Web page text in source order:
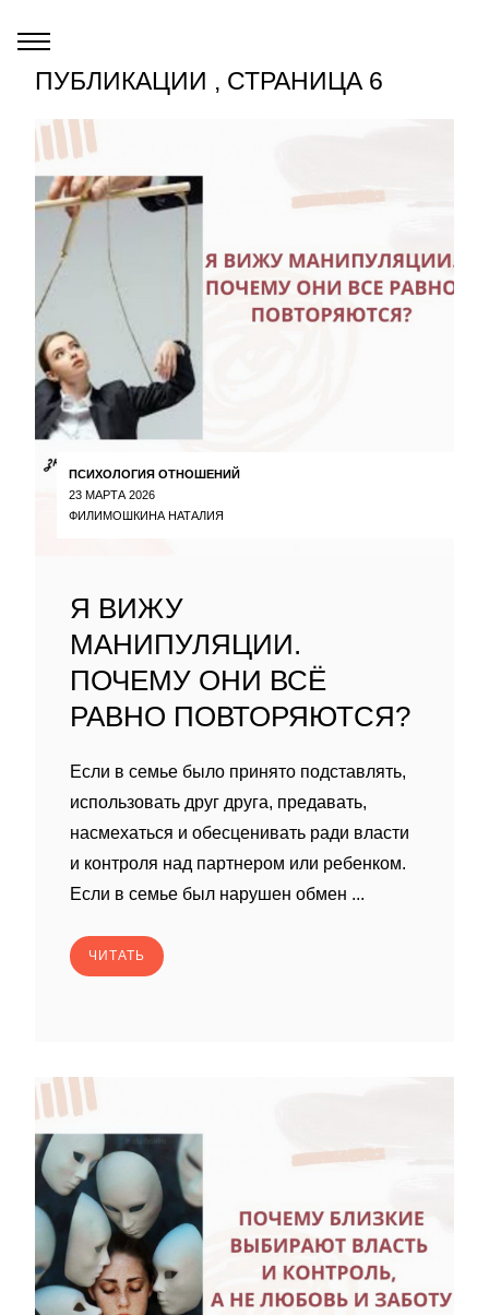
ПУБЛИКАЦИИ , СТРАНИЦА 6
ПСИХОЛОГИЯ ОТНОШЕНИЙ
23 МАРТА 2026
ФИЛИМОШКИНА НАТАЛИЯ
Я ВИЖУ
МАНИПУЛЯЦИИ.
ПОЧЕМУ ОНИ ВСЁ
РАВНО ПОВТОРЯЮТСЯ?
Если в семье было принято подставлять,
использовать друг друга, предавать,
насмехаться и обесценивать ради власти
и контроля над партнером или ребенком.
Если в семье был нарушен обмен ...
ЧИТАТЬ